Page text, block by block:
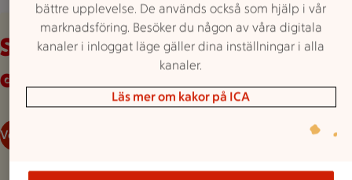
Veckans reklamblad
Se våra aktuella
erbjudanden
Veckans reklamblad
bättre upplevelse. De används också som hjälp i vår
marknadsföring. Besöker du någon av våra digitala
kanaler i inloggat läge gäller dina inställningar i alla
kanaler.
Läs mer om kakor på ICA